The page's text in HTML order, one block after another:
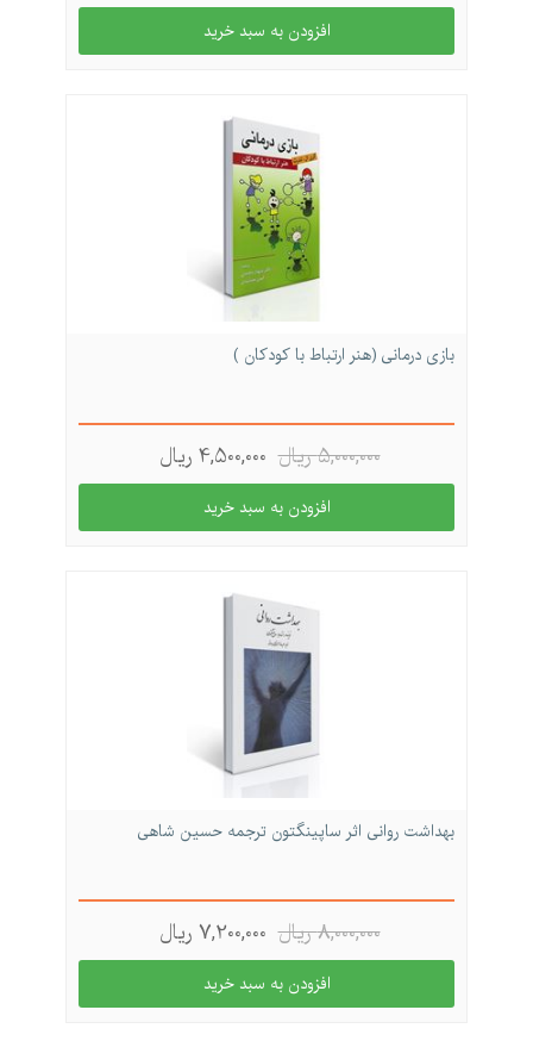
بازی درمانی (هنر ارتباط با كودكان )
5,000,000 ريال 4,500,000 ريال
بهداشت روانی اثر ساپینگتون ترجمه حسین شاهی
8,000,000 ريال 7,200,000 ريال